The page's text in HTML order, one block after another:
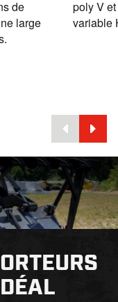
de
large
poly V
variable